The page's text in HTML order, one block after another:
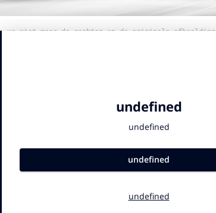
we niet meer de rechten op de originele afbeelding